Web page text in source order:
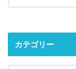
カテゴリー